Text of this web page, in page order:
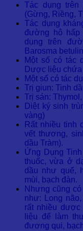
Tác dụng
(Gừng, Riềng,
Tác dụng
đường hô hấp
dụng trên
Barosma
Một số có tác
Dược liệu
Một số có tác
Trị giun: Tinh
Trị sán: Thymol,
Diệt ký sinh
vàng)
Rất nhiều tinh
vết thương,
dầu Tràm).
Ứng Dụng
thuốc, vừa ở
dầu như quế,
mùi, bạch đàn.
Nhưng cũng
như: Long
rất nhiều
liệu để làm
đương qui,